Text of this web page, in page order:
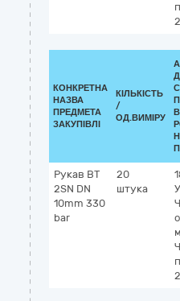
КОНКРЕТНА
НАЗВА
ПРЕДМЕТА
ЗАКУПІВЛІ
КІЛЬКІСТЬ
/
ОД.ВИМІРУ
Рукав ВТ
2SN DN
10mm 330
bar
20
штука